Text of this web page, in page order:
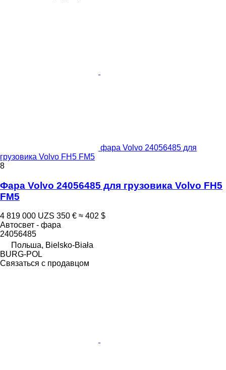
фара Volvo 24056485 для
грузовика Volvo FH5 FM5
8
Фара Volvo 24056485 для грузовика Volvo FH5
FM5
4 819 000 UZS 350 € ≈ 402 $
Автосвет - фара
24056485
Польша, Bielsko-Biała
BURG-POL
Связаться с продавцом